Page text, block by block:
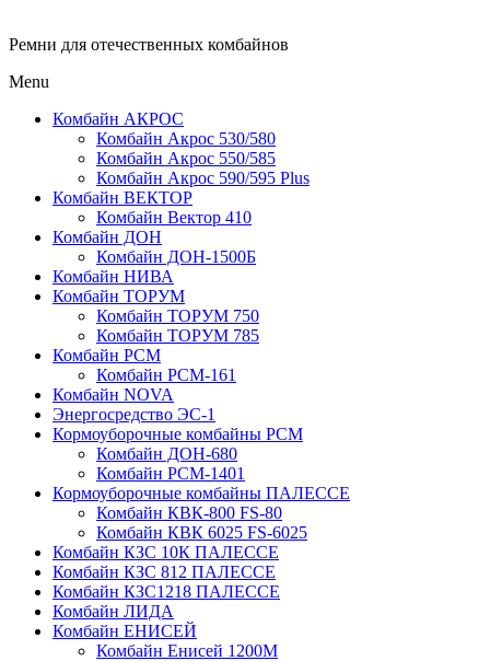
Ремни для отечественных комбайнов
Menu
Комбайн АКРОС
Комбайн Акрос 530/580
Комбайн Акрос 550/585
Комбайн Акрос 590/595 Plus
Комбайн ВЕКТОР
Комбайн Вектор 410
Комбайн ДОН
Комбайн ДОН-1500Б
Комбайн НИВА
Комбайн ТОРУМ
Комбайн ТОРУМ 750
Комбайн ТОРУМ 785
Комбайн РСМ
Комбайн РСМ-161
Комбайн NOVA
Энергосредство ЭС-1
Кормоуборочные комбайны РСМ
Комбайн ДОН-680
Комбайн РСМ-1401
Кормоуборочные комбайны ПАЛЕССЕ
Комбайн КВК-800 FS-80
Комбайн КВК 6025 FS-6025
Комбайн КЗС 10К ПАЛЕССЕ
Комбайн КЗС 812 ПАЛЕССЕ
Комбайн КЗС1218 ПАЛЕССЕ
Комбайн ЛИДА
Комбайн ЕНИСЕЙ
Комбайн Енисей 1200М